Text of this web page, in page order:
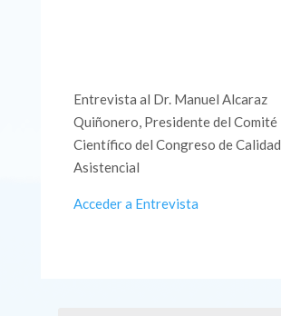
Entrevista al Dr. Manuel Alcaraz
Quiñonero, Presidente del Comité
Científico del Congreso de Calidad
Asistencial
Acceder a Entrevista